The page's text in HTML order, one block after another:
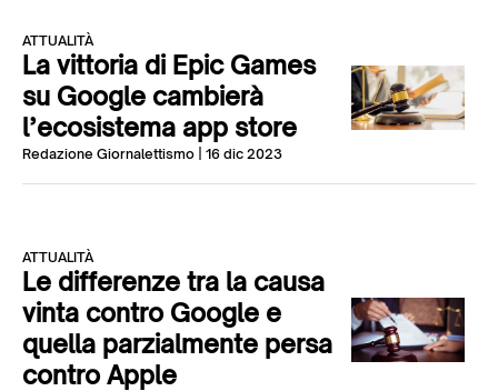
Chi siamo
Contatti
ATTUALITÀ
La vittoria di Epic Games
su Google cambierà
l’ecosistema app store
Redazione Giornalettismo | 16 dic 2023
ATTUALITÀ
Le differenze tra la causa
vinta contro Google e
quella parzialmente persa
contro Apple